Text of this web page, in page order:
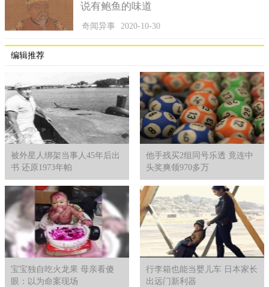
说有鲍鱼的味道
奇闻异事 2020-10-30
编辑推荐
被外星人绑架当事人45年后出
书 还原1973年帕
他手残买2组同号乐透 竟连中
头奖爽领970多万
宝宝独自吃火龙果 母亲看傻
眼：以为命案现场
行李箱也能当婴儿车 日本家长
出远门新利器